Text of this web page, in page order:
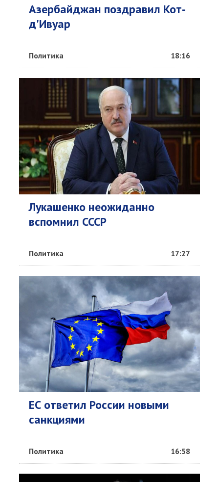
Азербайджан поздравил Кот-
д'Ивуар
Политика 18:16
Лукашенко неожиданно
вспомнил СССР
Политика 17:27
ЕС ответил России новыми
санкциями
Политика 16:58